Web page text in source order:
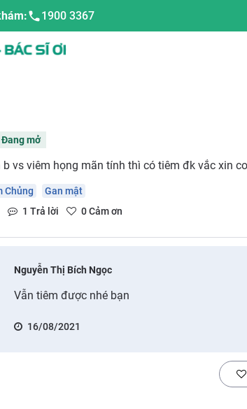
1900 3367
Đang mở
b vs viêm họng mãn tính thì có tiêm đk vắc xin
Chủng
Gan mật
1 Trả lời 0Cảm ơn
Nguyễn Thị Bích Ngọc
Vẫn tiêm được nhé bạn
16/08/2021